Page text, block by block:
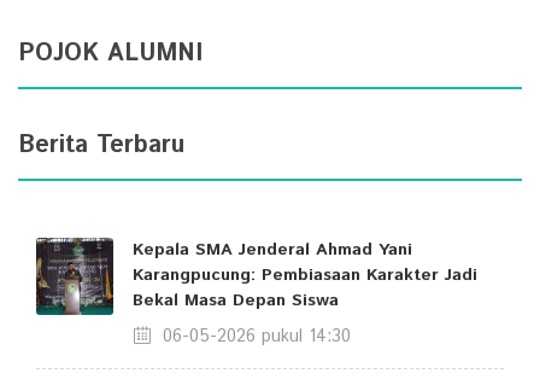
POJOK ALUMNI
Berita Terbaru
Kepala SMA Jenderal Ahmad Yani
Karangpucung: Pembiasaan Karakter Jadi
Bekal Masa Depan Siswa
06-05-2026 pukul 14:30